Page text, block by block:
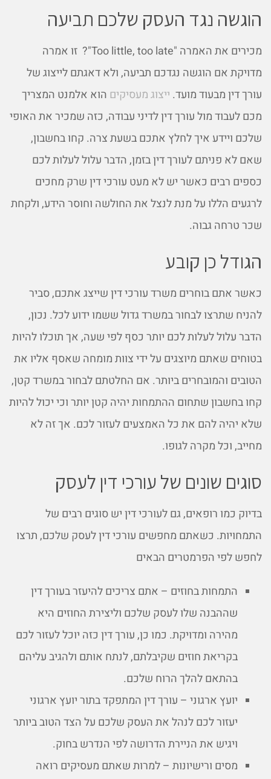
הוגשה נגד העסק שלכם תביעה
מכירים את האמרה "Too little, too late"? זו אמרה
מדויקת אם הוגשה נגדכם תביעה, ולא דאגתם לייצוג של
עורך דין מבעוד מועד. ייצוג מעסיקים הוא אלמנט המצריך
מכם לעבוד מול עורך דין לדיני עבודה, כזה שמכיר את האופי
שלכם ויידע איך לחלץ אתכם בשעת צרה. קחו בחשבון,
שאם לא פניתם לעורך דין בזמן, הדבר עלול לעלות לכם
כספים רבים כאשר יש לא מעט עורכי דין שרק מחכים
לרגעים הללו על מנת לנצל את החולשה וחוסר הידע, ולקחת
שכר טרחה גבוה.
הגודל כן קובע
כאשר אתם בוחרים משרד עורכי דין שייצג אתכם, סביר
להניח שתרצו לבחור במשרד גדול ששמו ידוע לכל. נכון,
הדבר עלול לעלות לכם יותר כסף לפי שעה, אך תוכלו להיות
בטוחים שאתם מיוצגים על ידי צוות מומחה שאסף אליו את
הטובים והמובחרים ביותר. אם החלטתם לבחור במשרד קטן,
קחו בחשבון שתחום ההתמחות יהיה קטן יותר וכי יכול להיות
שלא יהיה להם את כל האמצעים לעזור לכם. אך זה לא
מחייב, וכל מקרה לגופו.
סוגים שונים של עורכי דין לעסק
בדיוק כמו רופאים, גם לעורכי דין יש סוגים רבים של
התמחויות. כשאתם מחפשים עורכי דין לעסק שלכם, תרצו
לחפש לפי הפרמטרים הבאים
התמחות בחוזים – אתם צריכים להיעזר בעורך דין
שההבנה שלו לעסק שלכם וליצירת החוזים היא
מהירה ומדויקת. כמו כן, עורך דין כזה יוכל לעזור לכם
בקריאת חוזים שקיבלתם, לנתח אותם ולהגיב עליהם
בהתאם להלך הרוח שלכם.
יועץ ארגוני – עורך דין המתפקד בתור יועץ ארגוני
יעזור לכם לנהל את העסק שלכם על הצד הטוב ביותר
ויגיש את הניירת הדרושה לפי הנדרש בחוק.
מסים ורישיונות – למרות שאתם מעסיקים רואה